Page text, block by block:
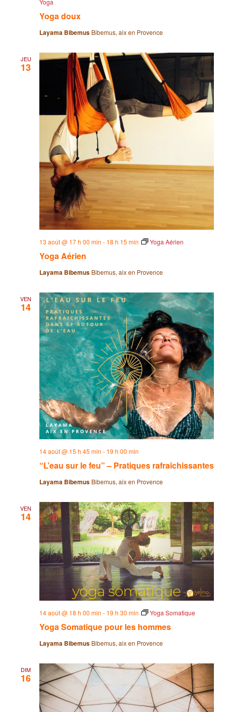
Yoga doux
Yoga
Layama Bibemus Bibemus, aix en Provence
JEU
13
Yoga Aérien
13 août @ 17 h 00 min - 18 h 15 min Yoga Aérien
Layama Bibemus Bibemus, aix en Provence
VEN
14
“L’eau sur le feu” – Pratiques rafraîchissantes
14 août @ 15 h 45 min - 19 h 00 min
Layama Bibemus Bibemus, aix en Provence
VEN
14
Yoga Somatique pour les hommes
14 août @ 18 h 00 min - 19 h 30 min Yoga Somatique
Layama Bibemus Bibemus, aix en Provence
DIM
16